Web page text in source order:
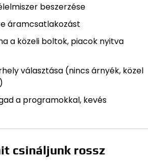
beszerzése
áramcsatlakozást
a közeli boltok, piacok nyitva
választása (nincs árnyék, közel
a programokkal, kevés
csináljunk rossz